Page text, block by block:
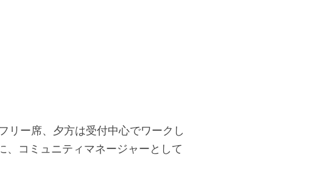
リー席、夕方は受付中心でワークし
、コミュニティマネージャーとして